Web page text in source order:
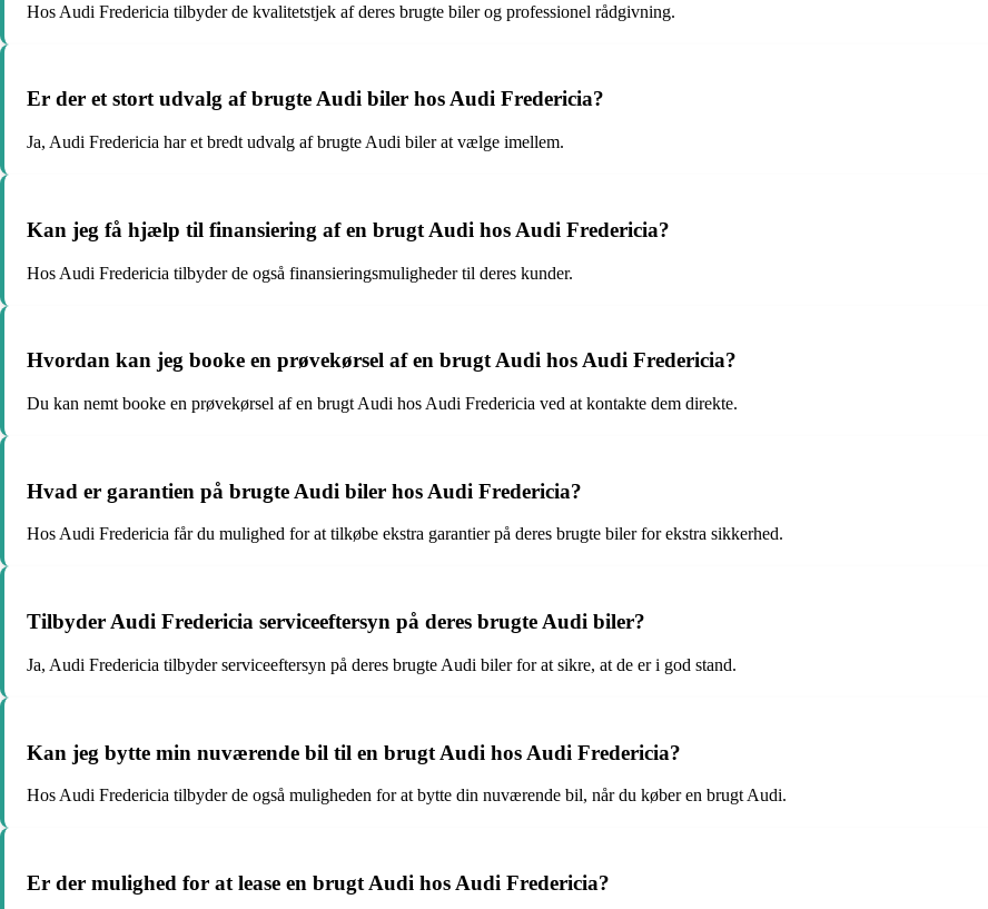
Hos Audi Fredericia tilbyder de kvalitetstjek af deres brugte biler og professionel rådgivning.
Er der et stort udvalg af brugte Audi biler hos Audi Fredericia?
Ja, Audi Fredericia har et bredt udvalg af brugte Audi biler at vælge imellem.
Kan jeg få hjælp til finansiering af en brugt Audi hos Audi Fredericia?
Hos Audi Fredericia tilbyder de også finansieringsmuligheder til deres kunder.
Hvordan kan jeg booke en prøvekørsel af en brugt Audi hos Audi Fredericia?
Du kan nemt booke en prøvekørsel af en brugt Audi hos Audi Fredericia ved at kontakte dem direkte.
Hvad er garantien på brugte Audi biler hos Audi Fredericia?
Hos Audi Fredericia får du mulighed for at tilkøbe ekstra garantier på deres brugte biler for ekstra sikkerhed.
Tilbyder Audi Fredericia serviceeftersyn på deres brugte Audi biler?
Ja, Audi Fredericia tilbyder serviceeftersyn på deres brugte Audi biler for at sikre, at de er i god stand.
Kan jeg bytte min nuværende bil til en brugt Audi hos Audi Fredericia?
Hos Audi Fredericia tilbyder de også muligheden for at bytte din nuværende bil, når du køber en brugt Audi.
Er der mulighed for at lease en brugt Audi hos Audi Fredericia?